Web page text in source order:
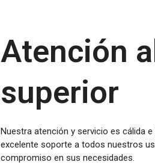
Atención
superior
Nuestra atención y servicio es cálida
excelente soporte a todos nuestros
compromiso en sus necesidades.